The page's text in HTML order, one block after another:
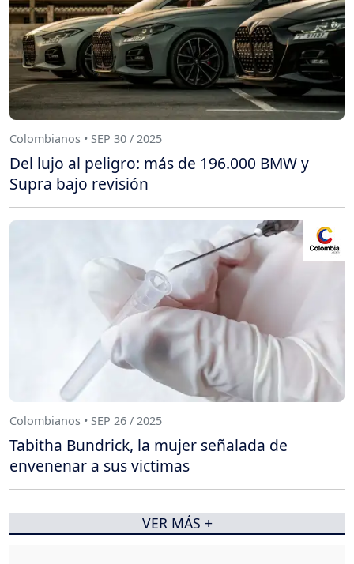
Colombianos • SEP 30 / 2025
Del lujo al peligro: más de 196.000 BMW y
Supra bajo revisión
Colombianos • SEP 26 / 2025
Tabitha Bundrick, la mujer señalada de
envenenar a sus victimas
VER MÁS +